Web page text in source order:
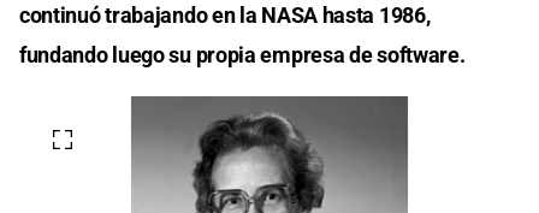
continuó trabajando en la NASA hasta 1986,
fundando luego su propia empresa de software.